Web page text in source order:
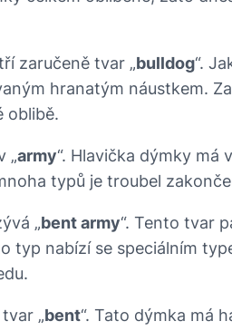
zaručeně tvar „bulldog“.
hranatým náustkem.
oblibě.
„army“. Hlavička dýmky má
typů je troubel
„bent army“. Tento tvar
typ nabízí se speciálním
„bent“. Tato dýmka má